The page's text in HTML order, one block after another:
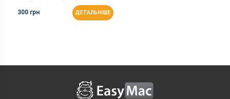
300 грн ДЕТАЛЬНІШЕ